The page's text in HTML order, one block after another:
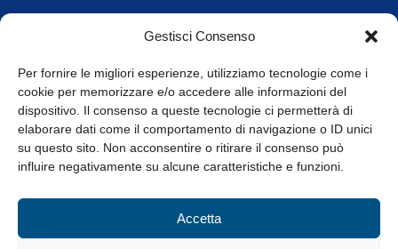
Gestisci Consenso
Per fornire le migliori esperienze, utilizziamo tecnologie come i
cookie per memorizzare e/o accedere alle informazioni del
dispositivo. Il consenso a queste tecnologie ci permetterà di
elaborare dati come il comportamento di navigazione o ID unici
su questo sito. Non acconsentire o ritirare il consenso può
influire negativamente su alcune caratteristiche e funzioni.
Accetta
Orari di apertura
8.30-13.00 / 14.00-17.30
Whistleblowing
© Tutti i diritti riservati
Privacy Policy e Cookie|Informativa Cookie